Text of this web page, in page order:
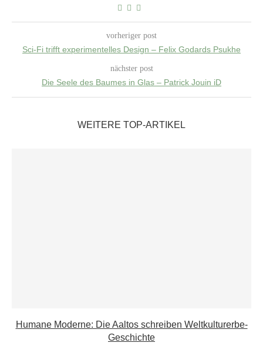
vorheriger post
Sci-Fi trifft experimentelles Design – Felix Godards Psukhe
nächster post
Die Seele des Baumes in Glas – Patrick Jouin iD
WEITERE TOP-ARTIKEL
Humane Moderne: Die Aaltos schreiben Weltkulturerbe-
Geschichte